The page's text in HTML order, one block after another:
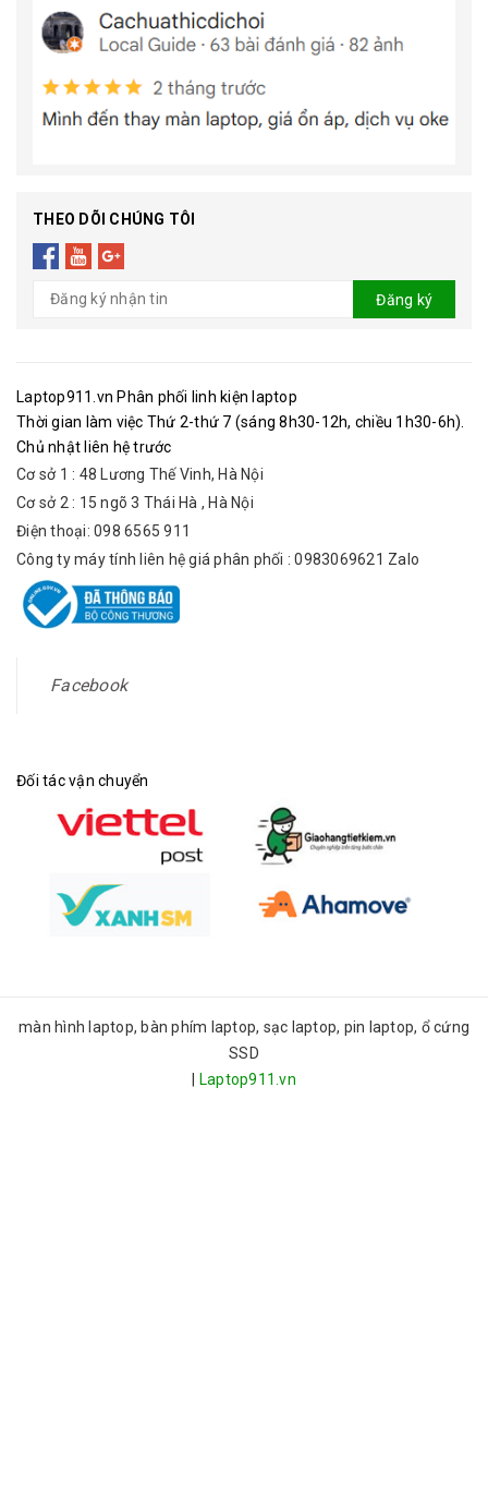
THEO DÕI CHÚNG TÔI
Đăng ký
Laptop911.vn Phân phối linh kiện laptop
Thời gian làm việc Thứ 2-thứ 7 (sáng 8h30-12h, chiều 1h30-6h).
Chủ nhật liên hệ trước
Cơ sở 1 : 48 Lương Thế Vinh, Hà Nội
Cơ sở 2 : 15 ngõ 3 Thái Hà , Hà Nội
Điện thoại: 098 6565 911
Công ty máy tính liên hệ giá phân phối : 0983069621 Zalo
Facebook
Đối tác vận chuyển
màn hình laptop, bàn phím laptop, sạc laptop, pin laptop, ổ cứng
SSD
Laptop911.vn